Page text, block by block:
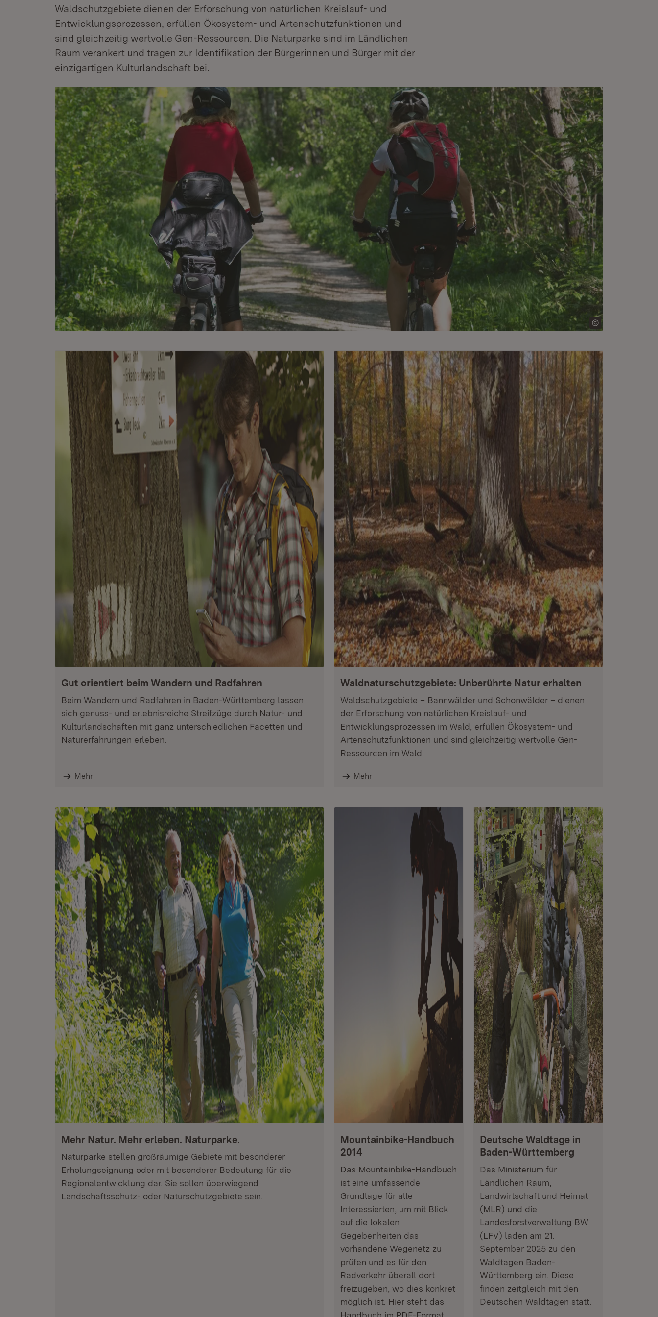
Waldschutzgebiete dienen der Erforschung von natürlichen Kreislauf- und
Entwicklungsprozessen, erfüllen Ökosystem- und Artenschutzfunktionen und
sind gleichzeitig wertvolle Gen-Ressourcen. Die Naturparke sind im Ländlichen
Raum verankert und tragen zur Identifikation der Bürgerinnen und Bürger mit der
einzigartigen Kulturlandschaft bei.
Gut orientiert beim Wandern und Radfahren
Beim Wandern und Radfahren in Baden-Württemberg lassen
sich genuss- und erlebnisreiche Streifzüge durch Natur- und
Kulturlandschaften mit ganz unterschiedlichen Facetten und
Naturerfahrungen erleben.
Mehr
Waldnaturschutzgebiete: Unberührte Natur erhalten
Waldschutzgebiete – Bannwälder und Schonwälder – dienen
der Erforschung von natürlichen Kreislauf- und
Entwicklungsprozessen im Wald, erfüllen Ökosystem- und
Artenschutzfunktionen und sind gleichzeitig wertvolle Gen-
Ressourcen im Wald.
Mehr
Mehr Natur. Mehr erleben. Naturparke.
Naturparke stellen großräumige Gebiete mit besonderer
Erholungseignung oder mit besonderer Bedeutung für die
Regionalentwicklung dar. Sie sollen überwiegend
Landschaftsschutz- oder Naturschutzgebiete sein.
Mountainbike-Handbuch
2014
Das Mountainbike-Handbuch
ist eine umfassende
Grundlage für alle
Interessierten, um mit Blick
auf die lokalen
Gegebenheiten das
vorhandene Wegenetz zu
prüfen und es für den
Radverkehr überall dort
freizugeben, wo dies konkret
möglich ist. Hier steht das
Handbuch im PDF-Format
Deutsche Waldtage in
Baden-Württemberg
Das Ministerium für
Ländlichen Raum,
Landwirtschaft und Heimat
(MLR) und die
Landesforstverwaltung BW
(LFV) laden am 21.
September 2025 zu den
Waldtagen Baden-
Württemberg ein. Diese
finden zeitgleich mit den
Deutschen Waldtagen statt.